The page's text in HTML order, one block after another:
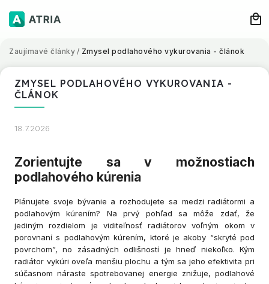
Zaujímavé články / Zmysel podlahového vykurovania - článok
ZMYSEL PODLAHOVÉHO VYKUROVANIA -
ČLÁNOK
18.7.2026
Zorientujte sa v možnostiach
podlahového kúrenia
Plánujete svoje bývanie a rozhodujete sa medzi radiátormi a
podlahovým kúrením? Na prvý pohľad sa môže zdať, že
jediným rozdielom je viditeľnosť radiátorov voľným okom v
porovnaní s podlahovým kúrením, ktoré je akoby “skryté pod
povrchom”, no zásadných odlišností je hneď niekoľko. Kým
radiátor vykúri oveľa menšiu plochu a tým sa jeho efektivita pri
súčasnom náraste spotrebovanej energie znižuje, podlahové